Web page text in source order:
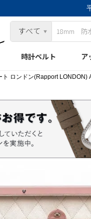
時計ベルト ア
ト ロンドン(Rapport LONDON)